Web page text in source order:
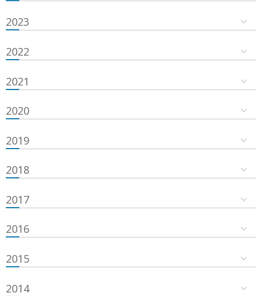
2023
2022
2021
2020
2019
2018
2017
2016
2015
2014